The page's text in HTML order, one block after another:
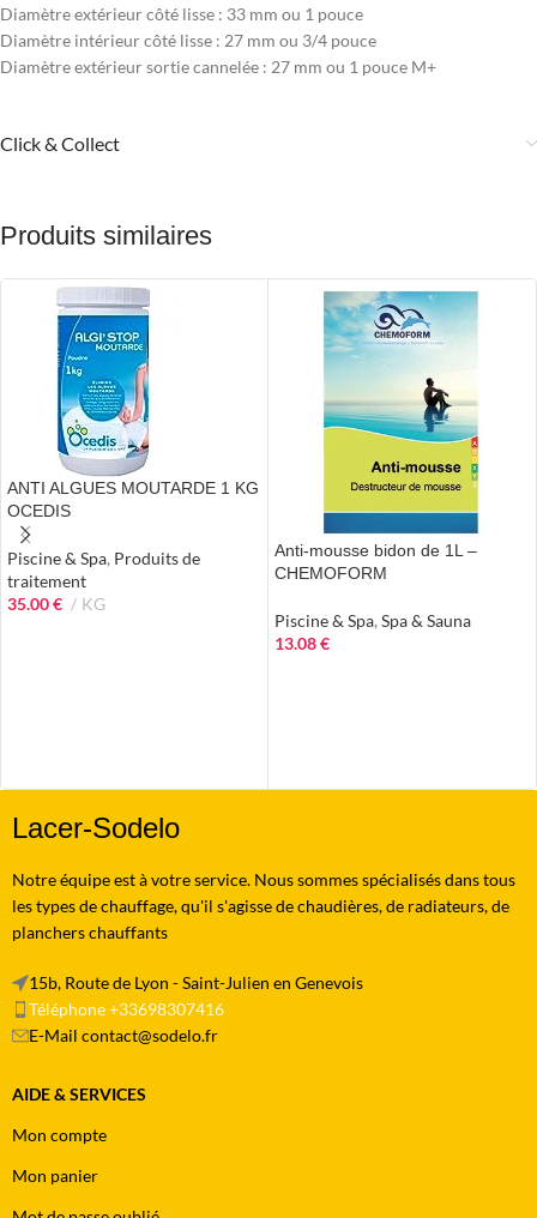
Diamètre extérieur côté lisse : 33 mm ou 1 pouce
Diamètre intérieur côté lisse : 27 mm ou 3/4 pouce
Diamètre extérieur sortie cannelée : 27 mm ou 1 pouce M+
Click & Collect
Produits similaires
ANTI ALGUES MOUTARDE 1 KG
OCEDIS
Piscine & Spa, Produits de
traitement
35.00€ KG
Anti-mousse bidon de 1L –
CHEMOFORM
Piscine & Spa, Spa & Sauna
13.08€
Lacer-Sodelo
Notre équipe est à votre service. Nous sommes spécialisés dans tous
les types de chauffage, qu'il s'agisse de chaudières, de radiateurs, de
planchers chauffants
15b, Route de Lyon - Saint-Julien en Genevois
Téléphone +33698307416
E-Mail contact@sodelo.fr
AIDE & SERVICES
Mon compte
Mon panier